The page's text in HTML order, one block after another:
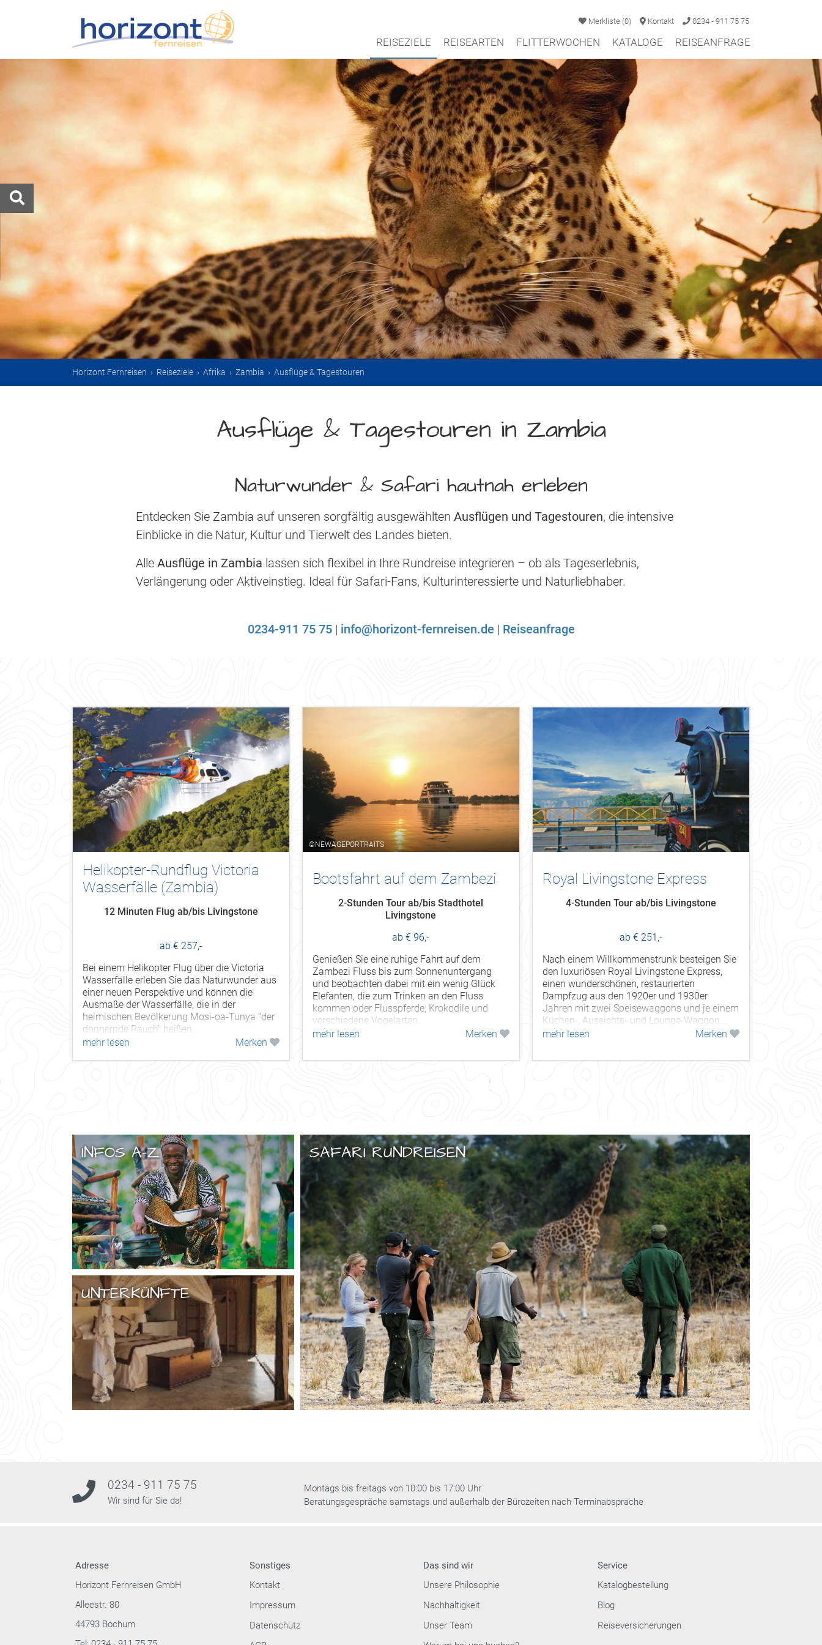
Merkliste (0) Kontakt 0234 - 911 75 75
REISEZIELE REISEARTEN FLITTERWOCHEN KATALOGE REISEANFRAGE
Horizont Fernreisen › Reiseziele › Afrika › Zambia › Ausflüge & Tagestouren
Ausflüge & Tagestouren in Zambia
Naturwunder & Safari hautnah erleben
Entdecken Sie Zambia auf unseren sorgfältig ausgewählten Ausflügen und Tagestouren, die intensive
Einblicke in die Natur, Kultur und Tierwelt des Landes bieten.
Alle Ausflüge in Zambia lassen sich flexibel in Ihre Rundreise integrieren – ob als Tageserlebnis,
Verlängerung oder Aktiveinstieg. Ideal für Safari-Fans, Kulturinteressierte und Naturliebhaber.
0234-911 75 75 | info@horizont-fernreisen.de | Reiseanfrage
Helikopter-Rundflug Victoria
Wasserfälle (Zambia)
12 Minuten Flug ab/bis Livingstone
ab € 257,-
Bei einem Helikopter Flug über die Victoria
Wasserfälle erleben Sie das Naturwunder aus
einer neuen Perspektive und können die
Ausmaße der Wasserfälle, die in der
heimischen Bevölkerung Mosi-oa-Tunya "der
donnernde Rauch" heißen,...
mehr lesen
Merken
©NEWAGEPORTRAITS
Bootsfahrt auf dem Zambezi
2-Stunden Tour ab/bis Stadthotel
Livingstone
ab € 96,-
Genießen Sie eine ruhige Fahrt auf dem
Zambezi Fluss bis zum Sonnenuntergang
und beobachten dabei mit ein wenig Glück
Elefanten, die zum Trinken an den Fluss
kommen oder Flusspferde, Krokodile und
verschiedene Vogelarten.
mehr lesen
Merken
Royal Livingstone Express
4-Stunden Tour ab/bis Livingstone
ab € 251,-
Nach einem Willkommenstrunk besteigen Sie
den luxuriösen Royal Livingstone Express,
einen wunderschönen, restaurierten
Dampfzug aus den 1920er und 1930er
Jahren mit zwei Speisewaggons und je einem
Küchen-, Aussichts- und Lounge-Waggon....
mehr lesen
Merken
INFOS A–Z SAFARI RUNDREISEN
UNTERKÜNFTE
0234 - 911 75 75
Wir sind für Sie da!
Montags bis freitags von 10:00 bis 17:00 Uhr
Beratungsgespräche samstags und außerhalb der Bürozeiten nach Terminabsprache
Adresse
Horizont Fernreisen GmbH
Alleestr. 80
44793 Bochum
Sonstiges
Kontakt
Impressum
Datenschutz
Das sind wir
Unsere Philosophie
Nachhaltigkeit
Unser Team
Service
Katalogbestellung
Blog
Reiseversicherungen